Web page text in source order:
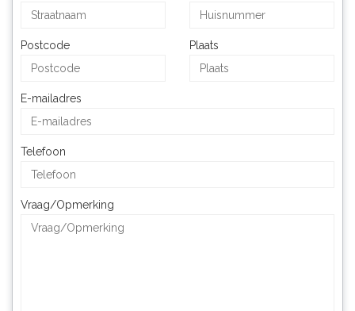
Postcode Plaats
E-mailadres
Telefoon
Vraag/Opmerking